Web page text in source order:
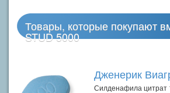
Товары, которые покупают
STUD 5000
Дженерик
Силденафила цитрат